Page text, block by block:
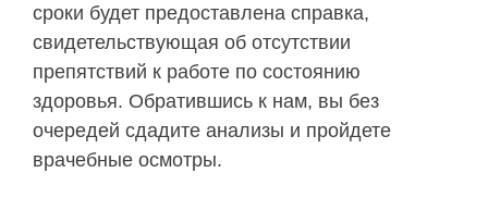
сроки будет предоставлена справка,
свидетельствующая об отсутствии
препятствий к работе по состоянию
здоровья. Обратившись к нам, вы без
очередей сдадите анализы и пройдете
врачебные осмотры.